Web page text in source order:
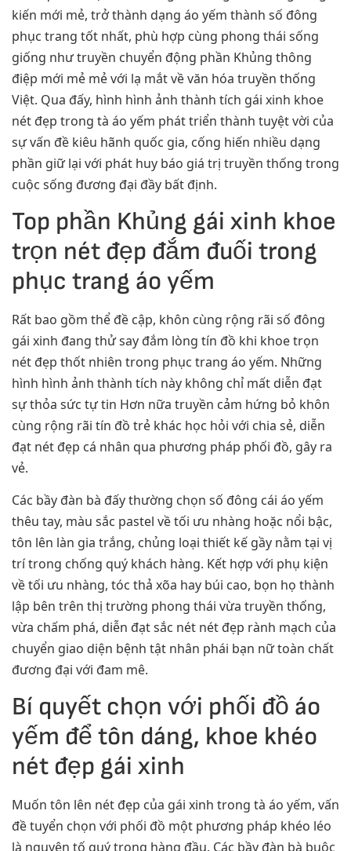
kiến mới mẻ, trở thành dạng áo yếm thành số đông
phục trang tốt nhất, phù hợp cùng phong thái sống
giống như truyền chuyển động phần Khủng thông
điệp mới mẻ mẻ với lạ mắt về văn hóa truyền thống
Việt. Qua đấy, hình hình ảnh thành tích gái xinh khoe
nét đẹp trong tà áo yếm phát triển thành tuyệt vời của
sự vấn đề kiêu hãnh quốc gia, cống hiến nhiều dạng
phần giữ lại với phát huy báo giá trị truyền thống trong
cuộc sống đương đại đầy bất định.
Top phần Khủng gái xinh khoe
trọn nét đẹp đắm đuối trong
phục trang áo yếm
Rất bao gồm thể đề cập, khôn cùng rộng rãi số đông
gái xinh đang thử say đắm lòng tín đồ khi khoe trọn
nét đẹp thốt nhiên trong phục trang áo yếm. Những
hình hình ảnh thành tích này không chỉ mất diễn đạt
sự thỏa sức tự tin Hơn nữa truyền cảm hứng bỏ khôn
cùng rộng rãi tín đồ trẻ khác học hỏi với chia sẻ, diễn
đạt nét đẹp cá nhân qua phương pháp phối đồ, gây ra
vẻ.
Các bầy đàn bà đấy thường chọn số đông cái áo yếm
thêu tay, màu sắc pastel về tối ưu nhàng hoặc nổi bậc,
tôn lên làn gia trắng, chủng loại thiết kế gầy nằm tại vị
trí trong chống quý khách hàng. Kết hợp với phụ kiện
về tối ưu nhàng, tóc thả xõa hay búi cao, bọn họ thành
lập bên trên thị trường phong thái vừa truyền thống,
vừa chấm phá, diễn đạt sắc nét nét đẹp rành mạch của
chuyển giao diện bệnh tật nhân phái bạn nữ toàn chất
đương đại với đam mê.
Bí quyết chọn với phối đồ áo
yếm để tôn dáng, khoe khéo
nét đẹp gái xinh
Muốn tôn lên nét đẹp của gái xinh trong tà áo yếm, vấn
đề tuyển chọn với phối đồ một phương pháp khéo léo
là nguyên tố quý trọng hàng đầu. Các bầy đàn bà buộc